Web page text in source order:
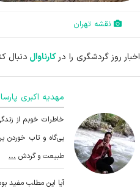
نقشه تهران
اخبار روز گردشگری را درکارناوال دنبال
مهدیه اکبری پارسا
خاطرات خوبم از
بی‌گاه و تاب خوردن
طبیعت و گردش ...
آیا این مطلب مفید